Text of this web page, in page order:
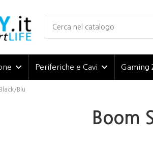
Periferiche e Cavi Gaming
Blu
Boom